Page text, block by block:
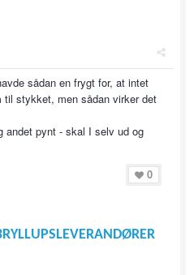
sådan en frygt for, at intet
til stykket, men sådan virker det
andet pynt - skal I selv ud og
0